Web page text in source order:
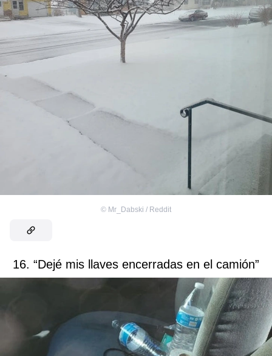
© Mr_Dabski / Reddit
16. “Dejé mis llaves encerradas en el camión”